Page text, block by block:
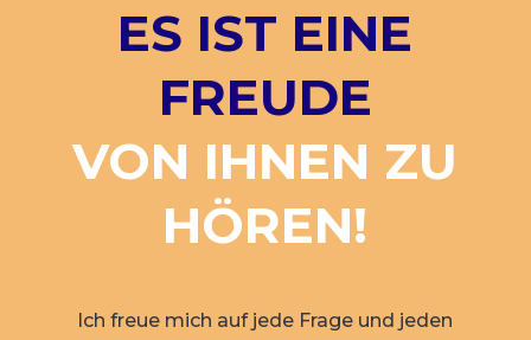
ES IST EINE
FREUDE
VON IHNEN ZU
HÖREN!
Ich freue mich auf jede Frage und jeden